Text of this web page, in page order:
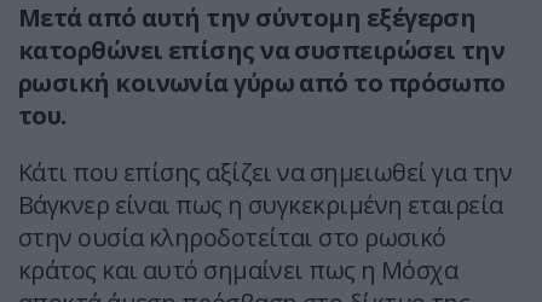
Μετά από αυτή την σύντομη εξέγερση
κατορθώνει επίσης να συσπειρώσει την
ρωσική κοινωνία γύρω από το πρόσωπο
του.
Κάτι που επίσης αξίζει να σημειωθεί για την
Βάγκνερ είναι πως η συγκεκριμένη εταιρεία
στην ουσία κληροδοτείται στο ρωσικό
κράτος και αυτό σημαίνει πως η Μόσχα